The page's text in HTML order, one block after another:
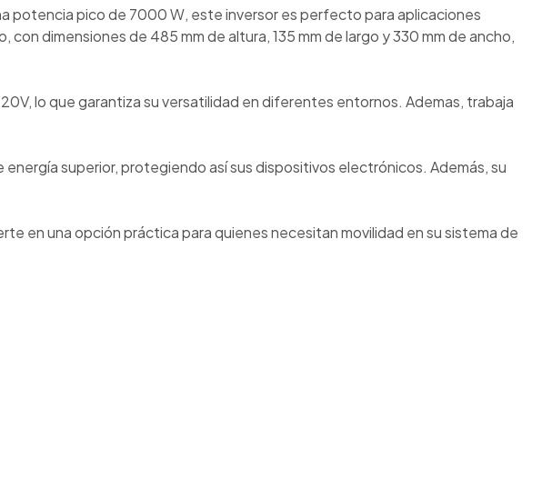
potencia pico de 7000 W, este inversor es perfecto para aplicaciones
dimensiones de 485 mm de altura, 135 mm de largo y 330 mm de ancho,
lo que garantiza su versatilidad en diferentes entornos. Ademas, trabaja
superior, protegiendo así sus dispositivos electrónicos. Además, su
en una opción práctica para quienes necesitan movilidad en su sistema de